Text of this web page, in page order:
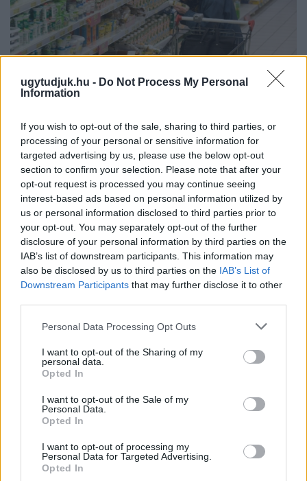
ugytudjuk.hu - Do Not Process My Personal
Information
If you wish to opt-out of the sale, sharing to third parties, or
processing of your personal or sensitive information for
targeted advertising by us, please use the below opt-out
section to confirm your selection. Please note that after your
opt-out request is processed you may continue seeing
interest-based ads based on personal information utilized by
us or personal information disclosed to third parties prior to
your opt-out. You may separately opt-out of the further
disclosure of your personal information by third parties on the
IAB’s list of downstream participants. This information may
also be disclosed by us to third parties on the IAB’s List of
Downstream Participants that may further disclose it to other
Please note that this website/app uses one or more Google
not limited to your visit or usage behaviour. You may click to
grant or deny consent to Google and its third-party tags to
use your data for below specified purposes in below Google
consent section.
Personal Data Processing Opt Outs
I want to opt-out of the Sharing of my
personal data.
Opted In
I want to opt-out of the Sale of my
Personal Data.
Opted In
I want to opt-out of processing my
Personal Data for Targeted Advertising.
Opted In
INFLÁCIÓ MAGYARORSZÁGON
Júliusban mindössze 1,2 százalékkal emelkedtek éves
összevetésben a fogyasztói árak, miközben az élelmiszerek ára
Szólj hozzá!
A BAROKK ÖSSZES ÁRNYALATA ÉS MÉG EGY SOR
KIVÁLÓ PROGRAM VÁR MINDENKIT EZEN A HÉTVÉGÉN